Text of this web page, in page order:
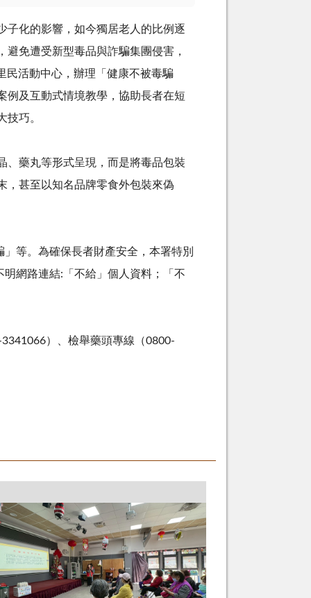
子化的影響，如今獨居老人的比例逐
免遭受新型毒品與詐騙集團侵害，
民活動中心，辦理「健康不被毒騙
例及互動式情境教學，協助長者在短
技巧。
、藥丸等形式呈現，而是將毒品包裝
，甚至以知名品牌零食外包裝來偽
等。為確保長者財產安全，本署特別
明網路連結: 「不給」個人資料；「不
）、檢舉藥頭專線（0800-